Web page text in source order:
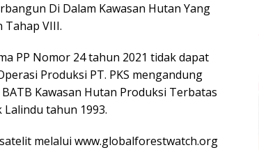
Di Dalam Kawasan Hutan Yang
Tahap VIII.
PP Nomor 24 tahun 2021 tidak dapat
Produksi PT. PKS mengandung
Kawasan Hutan Produksi Terbatas
tahun 1993.
melalui www.globalforestwatch.org